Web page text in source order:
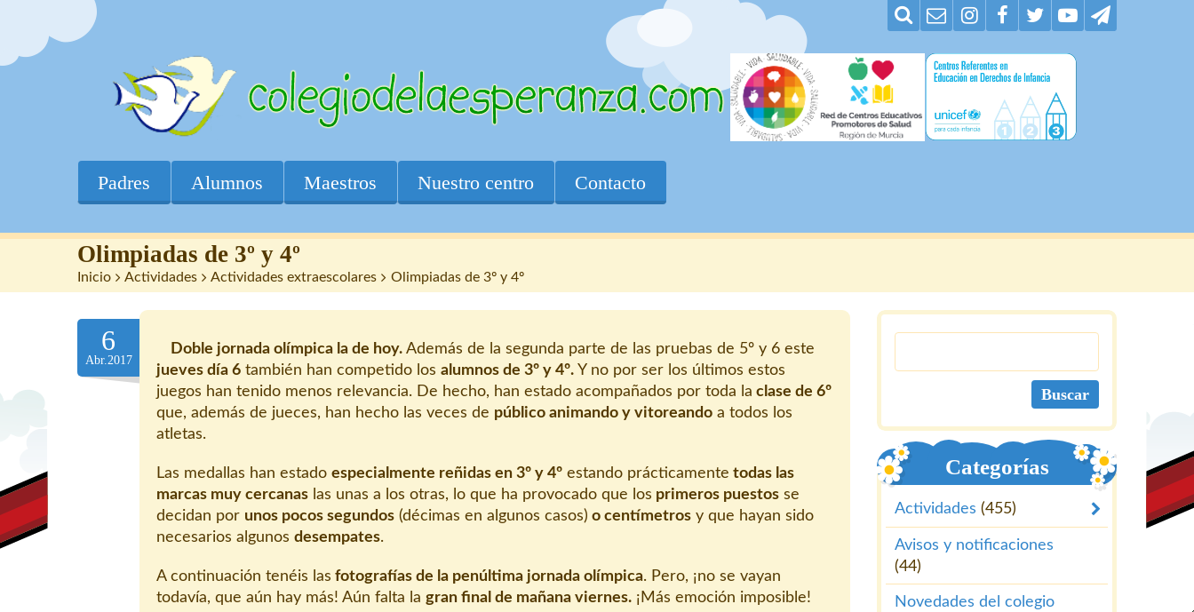
Padres Alumnos Maestros Nuestro centro Contacto
Olimpiadas de 3º y 4º
Inicio > Actividades > Actividades extraescolares > Olimpiadas de 3º y 4º
6
Abr.2017
Doble jornada olímpica la de hoy. Además de la segunda parte de las pruebas de 5º y 6 este
jueves día 6 también han competido los alumnos de 3º y 4º. Y no por ser los últimos estos
juegos han tenido menos relevancia. De hecho, han estado acompañados por toda la clase de 6º
que, además de jueces, han hecho las veces de público animando y vitoreando a todos los
atletas.
Las medallas han estado especialmente reñidas en 3º y 4º estando prácticamente todas las
marcas muy cercanas las unas a los otras, lo que ha provocado que los primeros puestos se
decidan por unos pocos segundos (décimas en algunos casos) o centímetros y que hayan sido
necesarios algunos desempates.
A continuación tenéis las fotografías de la penúltima jornada olímpica. Pero, ¡no se vayan
todavía, que aún hay más! Aún falta la gran final de mañana viernes. ¡Más emoción imposible!
Categorías
Actividades (455)
Avisos y notificaciones
(44)
Novedades del colegio